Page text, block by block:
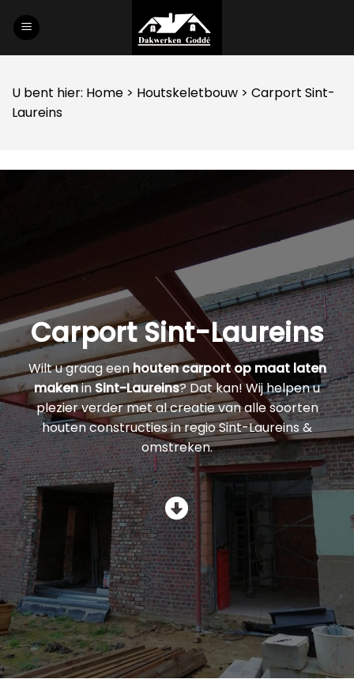
U bent hier: Home > Houtskeletbouw > Carport Sint-
Laureins
Carport Sint-Laureins
Wilt u graag eenhouten carport op maat laten
makenin Sint-Laureins? Dat kan! Wij helpen u
plezier verder met al creatie van alle soorten
houten constructies in regio Sint-Laureins &
omstreken.